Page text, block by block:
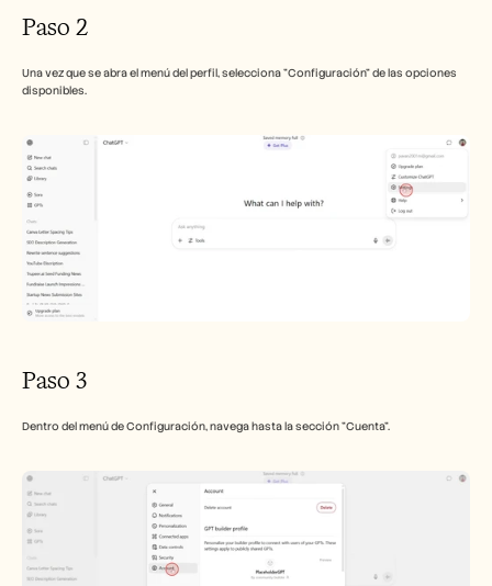
Paso 2
Una vez que se abra el menú del perfil, selecciona "Configuración" de las opciones
disponibles.
Paso 3
Dentro del menú de Configuración, navega hasta la sección "Cuenta".